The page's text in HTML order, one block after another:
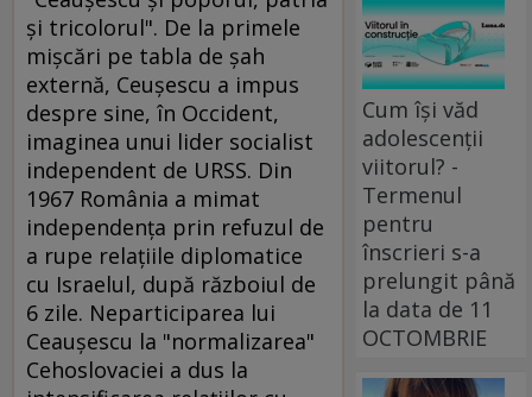
şi tricolorul". De la primele
mişcări pe tabla de şah
externă, Ceuşescu a impus
despre sine, în Occident,
imaginea unui lider socialist
independent de URSS. Din
1967 România a mimat
independenţa prin refuzul de
a rupe relaţiile diplomatice
cu Israelul, după războiul de
6 zile. Neparticiparea lui
Ceauşescu la "normalizarea"
Cehoslovaciei a dus la
Cum își văd
adolescenții
viitorul? -
Termenul
pentru
înscrieri s-a
prelungit până
la data de 11
OCTOMBRIE